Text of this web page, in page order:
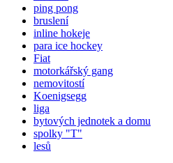
ping pong
bruslení
inline hokeje
para ice hockey
Fiat
motorkářský gang
nemovitostí
Koenigsegg
liga
bytových jednotek a domu
spolky "T"
lesů